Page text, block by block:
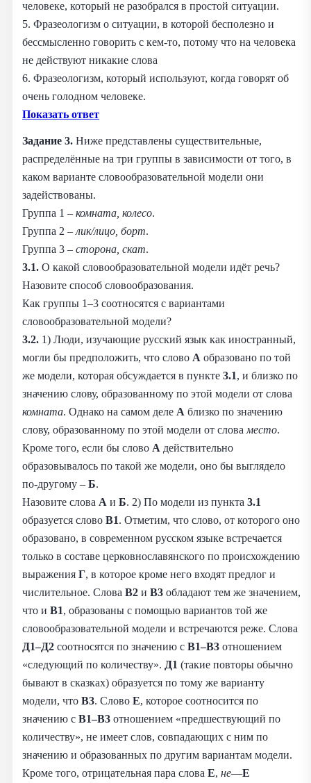
человеке, который не разобрался в простой ситуации.
5. Фразеологизм о ситуации, в которой бесполезно и
бессмысленно говорить с кем-то, потому что на человека
не действуют никакие слова
6. Фразеологизм, который используют, когда говорят об
очень голодном человеке.
Показать ответ
Задание 3. Ниже представлены существительные,
распределённые на три группы в зависимости от того, в
каком варианте словообразовательной модели они
задействованы.
Группа 1 – комната, колесо.
Группа 2 –лик/лицо, борт.
Группа 3 – сторона, скат.
3.1. О какой словообразовательной модели идёт речь?
Назовите способ словообразования.
Как группы 1–3 соотносятся с вариантами
словообразовательной модели?
3.2. 1) Люди, изучающие русский язык как иностранный,
могли бы предположить, что слово А образовано по той
же модели, которая обсуждается в пункте 3.1, и близко по
значению слову, образованному по этой модели от слова
комната. Однако на самом деле А близко по значению
слову, образованному по этой модели от словаместо.
Кроме того, если бы слово А действительно
образовывалось по такой же модели, оно бы выглядело
по-другому – Б.
Назовите слова А и Б. 2) По модели из пункта 3.1
образуется слово В1. Отметим, что слово, от которого оно
образовано, в современном русском языке встречается
только в составе церковнославянского по происхождению
выражения Г, в которое кроме него входят предлог и
числительное. Слова В2 и В3 обладают тем же значением,
что и В1, образованы с помощью вариантов той же
словообразовательной модели и встречаются реже. Слова
Д1–Д2 соотносятся по значению с В1–В3 отношением
«следующий по количеству». Д1 (такие повторы обычно
бывают в сказках) образуется по тому же варианту
модели, что В3. Слово Е, которое соотносится по
значению с В1–В3 отношением «предшествующий по
количеству», не имеет слов, совпадающих с ним по
значению и образованных по другим вариантам модели.
Кроме того, отрицательная пара слова Е, не—Е